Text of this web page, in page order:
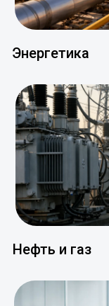
Энергетика
Нефть и газ